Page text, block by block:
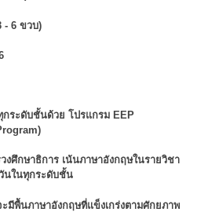
- 6 ขวบ)
ระดับชั้นด้วย โปรแกรม EEP
งศึกษาธิการ เน้นภาษาอังกฤษในรายวิชา
นในทุกระดับชั้น
มีพื้นภาษาอังกฤษที่แข็งเกร่งตามศักยภาพ